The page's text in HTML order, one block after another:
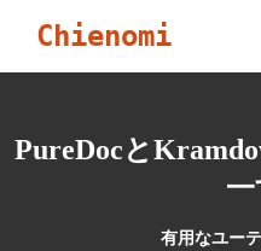
Chienomi
PureDocと
有用なユー